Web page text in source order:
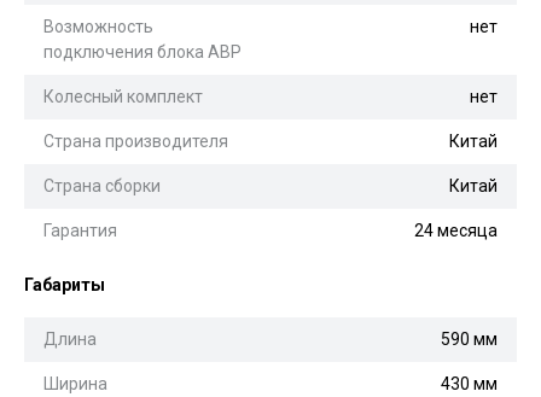
Возможность
подключения блока АВР
нет
Колесный комплект нет
Страна производителя Китай
Страна сборки Китай
Гарантия 24 месяца
Габариты
Длина 590 мм
Ширина 430 мм